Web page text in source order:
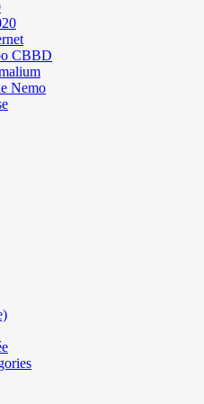
CBBD
Nemo